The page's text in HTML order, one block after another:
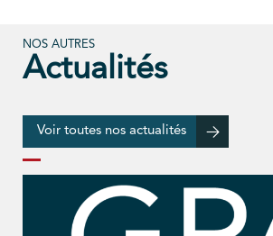
NOS AUTRES
Actualités
Voir toutes nos actualités